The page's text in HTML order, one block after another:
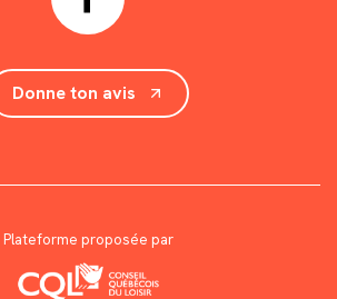
Donne ton avis
Plateforme proposée par